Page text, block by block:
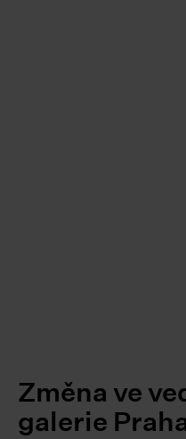
Změna ve
galerie